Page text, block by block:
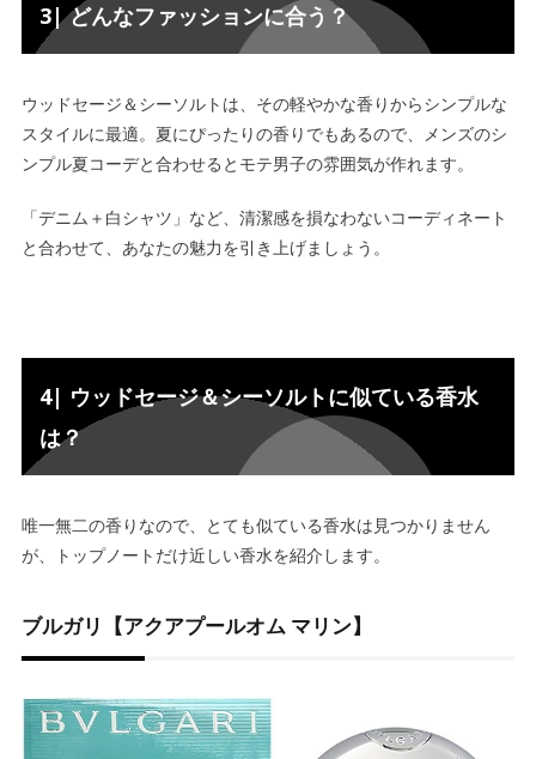
3| どんなファッションに合う？
ウッドセージ＆シーソルトは、その軽やかな香りからシンプルな
スタイルに最適。夏にぴったりの香りでもあるので、
メンズのシ
ンプル夏コーデと合わせると モテ男子の雰囲気が作れます。
「デニム＋白シャツ」など、清潔感を損なわないコーディネート
と合わせて、あなたの魅力を引き上げましょう。
4| ウッドセージ＆シーソルトに似ている香水
は？
唯一無二の香りなので、とても似ている香水は見つかりません
が、トップノートだけ近しい香水を紹介します。
ブルガリ【アクアプールオム マリン】